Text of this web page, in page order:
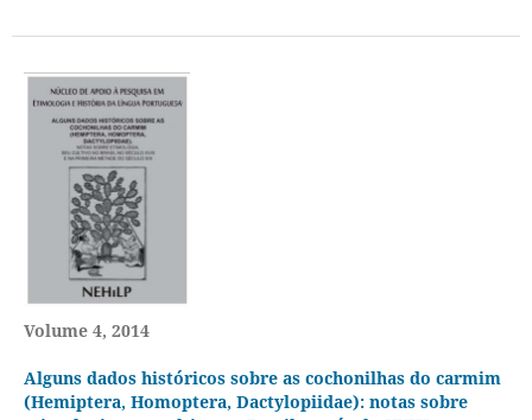
Volume 4, 2014
Alguns dados históricos sobre as cochonilhas do carmim
(Hemiptera, Homoptera, Dactylopiidae): notas sobre